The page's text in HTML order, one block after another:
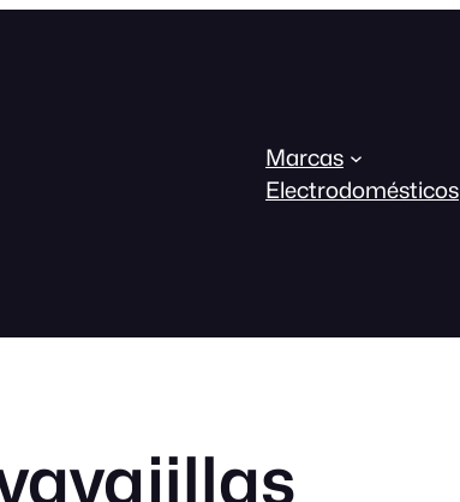
Marcas
Electrodomésticos